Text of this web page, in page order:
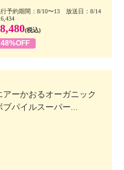
予約期間：8/10〜13 放送日：8/14
(税込)
48%OFF
アーかおるオーガニック
ブパイルスーパー...